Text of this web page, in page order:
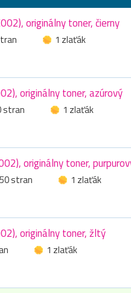
originálny toner, čierny
1 zlaťák
originálny toner, azúrový
stran
1 zlaťák
originálny toner,
stran
1 zlaťák
originálny toner, žltý
1 zlaťák